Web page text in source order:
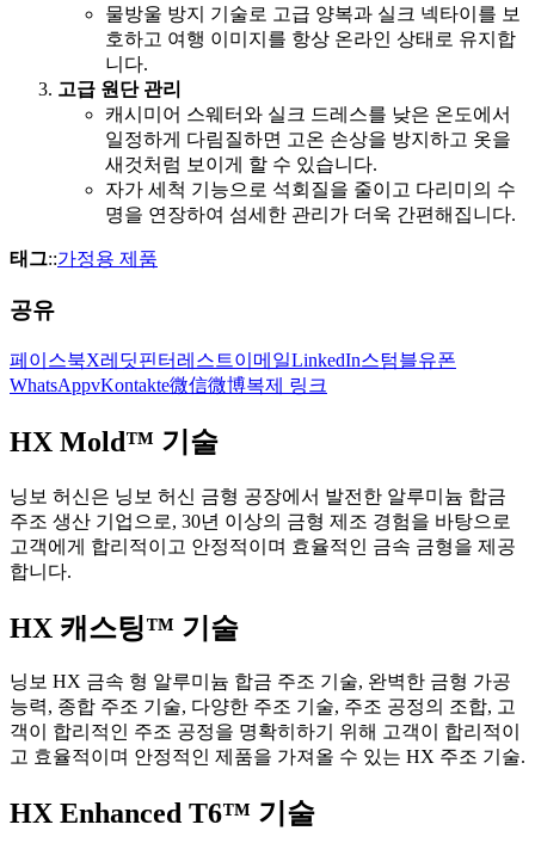
물방울 방지 기술로 고급 양복과 실크 넥타이를 보
호하고 여행 이미지를 항상 온라인 상태로 유지합
니다.
고급 원단 관리
캐시미어 스웨터와 실크 드레스를 낮은 온도에서
일정하게 다림질하면 고온 손상을 방지하고 옷을
새것처럼 보이게 할 수 있습니다.
자가 세척 기능으로 석회질을 줄이고 다리미의 수
명을 연장하여 섬세한 관리가 더욱 간편해집니다.
태그::가정용 제품
공유
페이스북X레딧핀터레스트이메일LinkedIn스텀블유폰
WhatsAppvKontakte微信微博복제 링크
HX Mold™ 기술
닝보 허신은 닝보 허신 금형 공장에서 발전한 알루미늄 합금
주조 생산 기업으로, 30년 이상의 금형 제조 경험을 바탕으로
고객에게 합리적이고 안정적이며 효율적인 금속 금형을 제공
합니다.
HX 캐스팅™ 기술
닝보 HX 금속 형 알루미늄 합금 주조 기술, 완벽한 금형 가공
능력, 종합 주조 기술, 다양한 주조 기술, 주조 공정의 조합, 고
객이 합리적인 주조 공정을 명확히하기 위해 고객이 합리적이
고 효율적이며 안정적인 제품을 가져올 수 있는 HX 주조 기술.
HX Enhanced T6™ 기술